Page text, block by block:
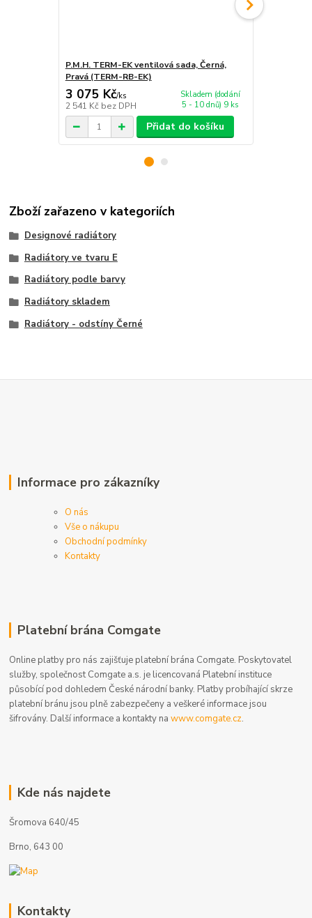
P.M.H. TERM-EK ventilová sada, Černá,
Pravá (TERM-RB-EK)
3 075 Kč/ks
2 541 Kč bez DPH
Skladem (dodání
5 - 10 dnů) 9 ks
Přidat do košíku
Zboží zařazeno v kategoriích
Designové radiátory
Radiátory ve tvaru E
Radiátory podle barvy
Radiátory skladem
Radiátory - odstíny Černé
Informace pro zákazníky
O nás
Vše o nákupu
Obchodní podmínky
Kontakty
Platební brána Comgate
Online platby pro nás zajišťuje platební brána Comgate. Poskytovatel
služby, společnost Comgate a.s. je licencovaná Platební instituce
působící pod dohledem České národní banky. Platby probíhající skrze
platební bránu jsou plně zabezpečeny a veškeré informace jsou
šifrovány. Další informace a kontakty nawww.comgate.cz.
Kde nás najdete
Šromova 640/45
Brno, 643 00
Kontakty